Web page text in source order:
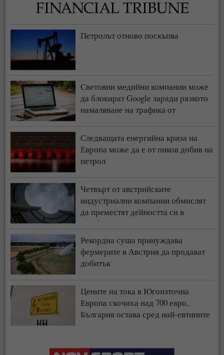
Петролът отново поскъпва
Световни медийни компании може
да блокират Google заради рязкото
намаляване на трафика от
Следващата енергийна криза на
Европа може да е от пиков добив на
петрол
Четвърт от австрийските
индустриални компании обмислят
да преместят дейността си в
чужбина
Рекордна суша принуждава
фермерите в Австрия да продават
добитък
Цените на тока в Югоизточна
Европа скочиха над 700 евро,
България остава сред най-евтините